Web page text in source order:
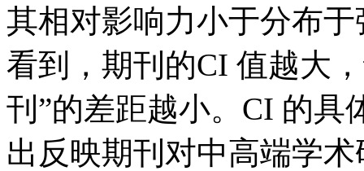
其相对影响力小于分布
看到，期刊的CI 值越大
刊”的差距越小。CI 的具
出反映期刊对中高端学